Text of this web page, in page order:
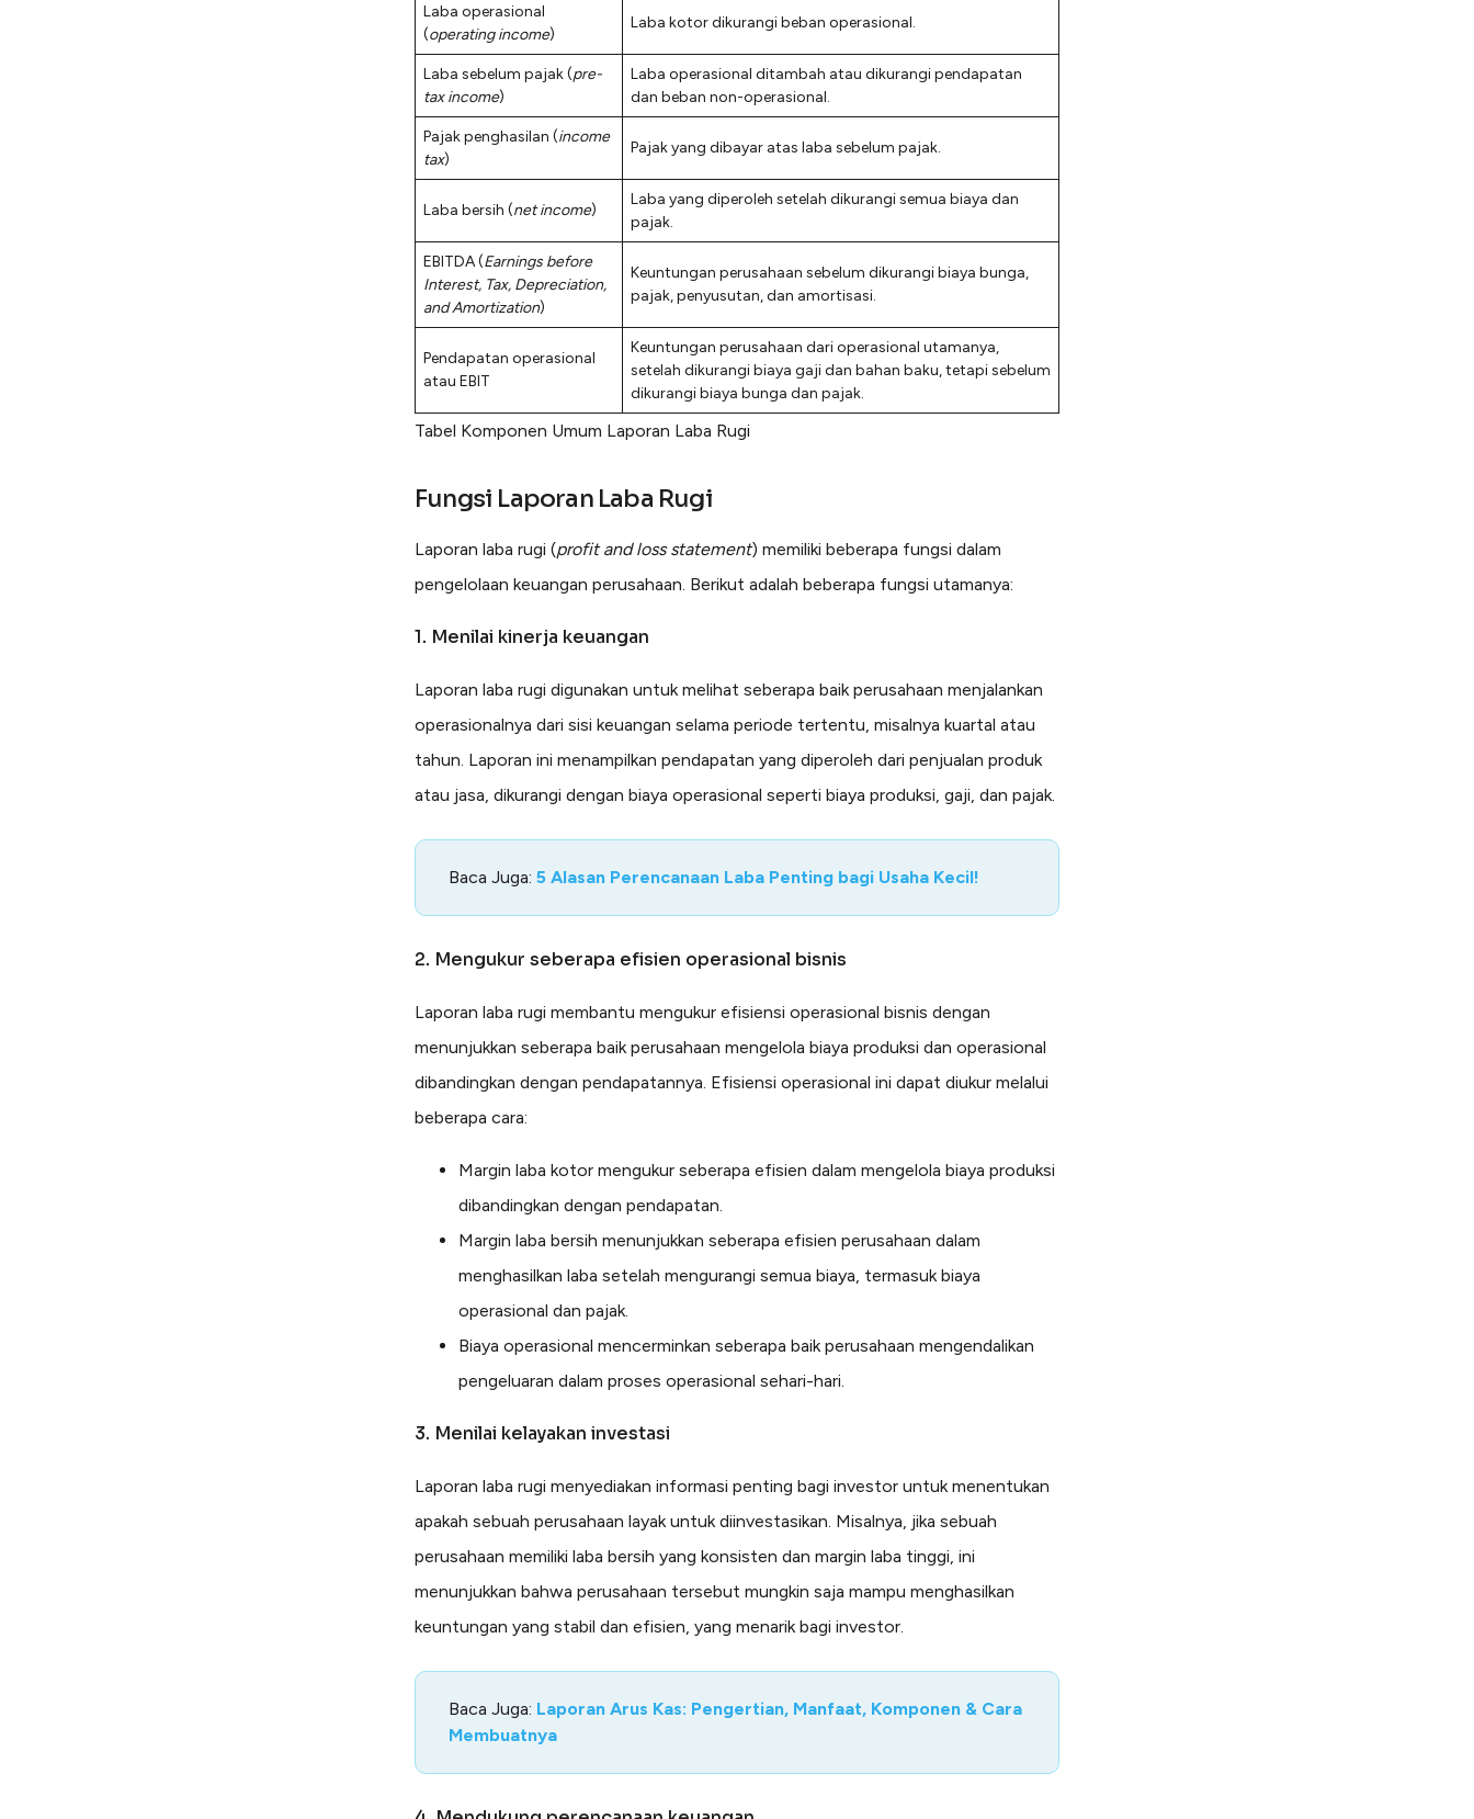
Laba operasional
(operating income)
Laba kotor dikurangi beban operasional.
Laba sebelum pajak (pre-
tax income)
Laba operasional ditambah atau dikurangi pendapatan
dan beban non-operasional.
Pajak penghasilan (income
tax)
Pajak yang dibayar atas laba sebelum pajak.
Laba bersih (net income)
Laba yang diperoleh setelah dikurangi semua biaya dan
pajak.
EBITDA (Earnings before
Interest, Tax, Depreciation,
and Amortization)
Keuntungan perusahaan sebelum dikurangi biaya bunga,
pajak, penyusutan, dan amortisasi.
Pendapatan operasional
atau EBIT
Keuntungan perusahaan dari operasional utamanya,
setelah dikurangi biaya gaji dan bahan baku, tetapi sebelum
dikurangi biaya bunga dan pajak.
Tabel Komponen Umum Laporan Laba Rugi
Fungsi Laporan Laba Rugi
Laporan laba rugi (profit and loss statement) memiliki beberapa fungsi dalam
pengelolaan keuangan perusahaan. Berikut adalah beberapa fungsi utamanya:
1. Menilai kinerja keuangan
Laporan laba rugi digunakan untuk melihat seberapa baik perusahaan menjalankan
operasionalnya dari sisi keuangan selama periode tertentu, misalnya kuartal atau
tahun. Laporan ini menampilkan pendapatan yang diperoleh dari penjualan produk
atau jasa, dikurangi dengan biaya operasional seperti biaya produksi, gaji, dan pajak.
Baca Juga: 5 Alasan Perencanaan Laba Penting bagi Usaha Kecil!
2. Mengukur seberapa efisien operasional bisnis
Laporan laba rugi membantu mengukur efisiensi operasional bisnis dengan
menunjukkan seberapa baik perusahaan mengelola biaya produksi dan operasional
dibandingkan dengan pendapatannya. Efisiensi operasional ini dapat diukur melalui
beberapa cara:
Margin laba kotor mengukur seberapa efisien dalam mengelola biaya produksi
dibandingkan dengan pendapatan.
Margin laba bersih menunjukkan seberapa efisien perusahaan dalam
menghasilkan laba setelah mengurangi semua biaya, termasuk biaya
operasional dan pajak.
Biaya operasional mencerminkan seberapa baik perusahaan mengendalikan
pengeluaran dalam proses operasional sehari-hari.
3. Menilai kelayakan investasi
Laporan laba rugi menyediakan informasi penting bagi investor untuk menentukan
apakah sebuah perusahaan layak untuk diinvestasikan. Misalnya, jika sebuah
perusahaan memiliki laba bersih yang konsisten dan margin laba tinggi, ini
menunjukkan bahwa perusahaan tersebut mungkin saja mampu menghasilkan
keuntungan yang stabil dan efisien, yang menarik bagi investor.
Baca Juga: Laporan Arus Kas: Pengertian, Manfaat, Komponen & Cara
Membuatnya